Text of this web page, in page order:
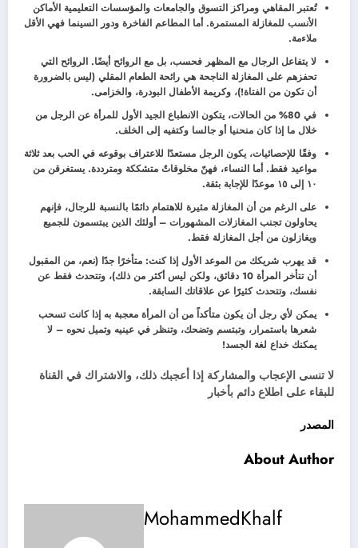
تُعتبر المقاهي ومراكز التسوق والجامعات والمؤسسات التعليمية الأماكن
الأنسب للمغازلة المستمرة. أما المطاعم الفاخرة ودور السينما فهي الأقل
ملاءمة.
لا يتفاعل الرجال مع المظهر فحسب، بل مع الروائح أيضًا. الروائح التي
تحفزهم على المغازلة الناجحة هي رائحة الطعام المقلي (ليس بالضرورة
أن تكون من الفتاة!)، وكريمة الأطفال البودرة، والخزامى.
في 80% من الحالات، يتكون الانطباع الجيد الأول للمرأة عن الرجل من
خلال ما إذا كان منحنيا أو جالسا وكتفيه إلى الخلف.
وفقًا للإحصائيات، يكون الرجل مستعدًا للاعتراف بوقوعه في الحب بعد ثلاثة
مواعيد فقط. أما النساء، فهنّ مخلوقاتٌ متشككة ومترددة. يستغرقن من
١٠ إلى ١٥ موعدًا للإجابة بثقة.
على الرغم من أن المغازلة مثيرة للاهتمام دائمًا بالنسبة للرجال، فإنهم
يحاولون تجنب المغازلات المشهورات – أولئك الذين يبتسمون للجميع
ويغازلون من أجل المغازلة فقط.
قد يهرب شريكك من الموعد الأول إذا كنت: متأخرًا جدًا (نعم، من المقبول
أن تتأخر المرأة 10 دقائق، ولكن ليس أكثر من ذلك)، وتتحدث فقط عن
نفسك، وتتحدث كثيرًا عن علاقاتك السابقة.
يمكن لأي رجل أن يكون متأكداً من أن المرأة معجبة به إذا كانت تسحب
شعرها باستمرار، وتبتسم وتضحك، وتنظر في عينيه وتميل نحوه – لا
يمكنك خداع لغة الجسد!
لا تنسى الإعجاب والمشاركة إذا أعجبك ذلك، والاشتراك في القناة
للبقاء على اطلاع دائم بأخبار
المصدر
About Author
MohammedKhalf